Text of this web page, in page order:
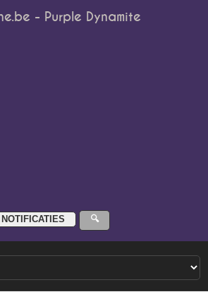
- Purple Dynamite